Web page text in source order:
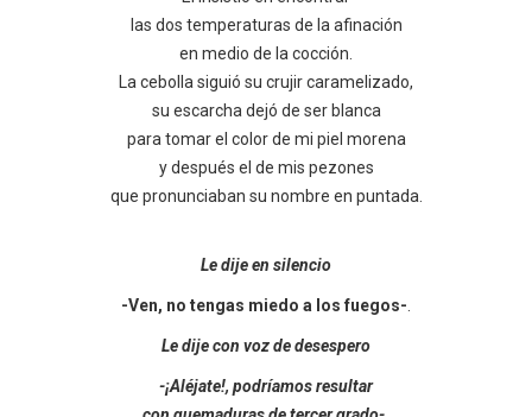
las dos temperaturas de la afinación
en medio de la cocción.
La cebolla siguió su crujir caramelizado,
su escarcha dejó de ser blanca
para tomar el color de mi piel morena
y después el de mis pezones
que pronunciaban su nombre en puntada.
Le dije en silencio
-Ven, no tengas miedo a los fuegos-
Le dije con voz de desespero
-¡Aléjate!, podríamos resultar